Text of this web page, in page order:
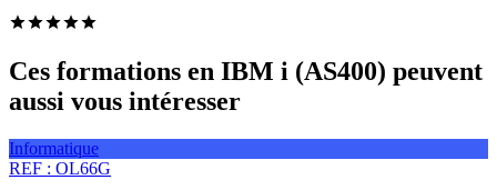
Ces formations en IBM i (AS400) peuvent
aussi vous intéresser
Informatique
REF : OL66G